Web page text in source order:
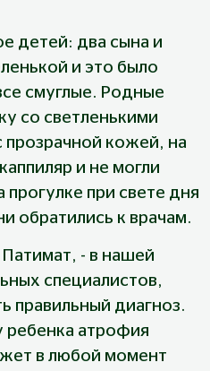
детей: два сына и
и это было
смуглые. Родные
со светленькими
прозрачной кожей, на
и не могли
при свете дня
обратились к врачам.
- в нашей
специалистов,
правильный диагноз.
ребенка атрофия
в любой момент